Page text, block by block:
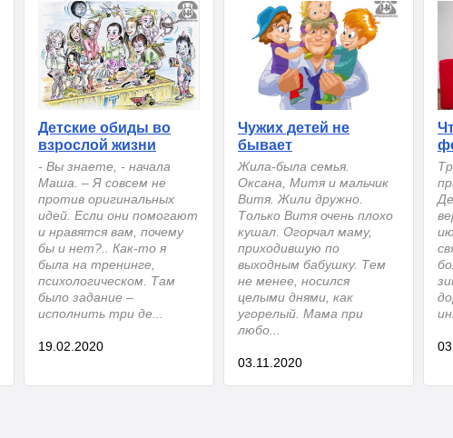
Детские обиды во
взрослой жизни
- Вы знаете, - начала
Маша. – Я совсем не
против оригинальных
идей. Если они помогают
и нравятся вам, почему
бы и нет?.. Как-то я
была на тренинге,
психологическом. Там
было задание –
исполнить три де...
19.02.2020
Чужих детей не
бывает
Жила-была семья.
Оксана, Митя и мальчик
Витя. Жили дружно.
Только Витя очень плохо
кушал. Огорчал маму,
приходившую по
выходным бабушку. Тем
не менее, носился
целыми днями, как
угорелый. Мама при
любо...
03.11.2020